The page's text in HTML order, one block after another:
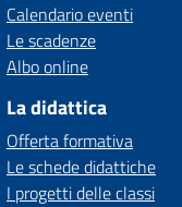
Calendario eventi
Le scadenze
Albo online
La didattica
Offerta formativa
Le schede didattiche
I progetti delle classi